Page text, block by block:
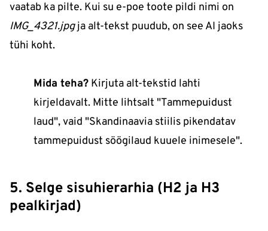
vaatab ka pilte. Kui su e-poe toote pildi nimi on
IMG_4321.jpgja alt-tekst puudub, on see AI jaoks
tühi koht.
Mida teha? Kirjuta alt-tekstid lahti
kirjeldavalt. Mitte lihtsalt "Tammepuidust
laud", vaid "Skandinaavia stiilis pikendatav
tammepuidust söögilaud kuuele inimesele".
5. Selge sisuhierarhia (H2 ja H3
pealkirjad)